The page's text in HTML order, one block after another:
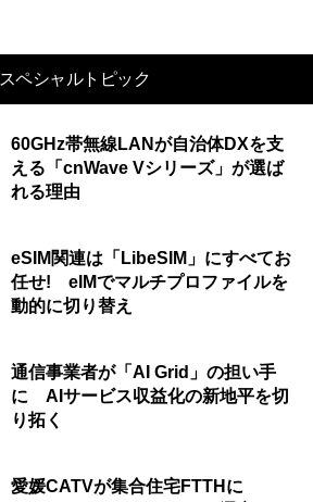
スペシャルトピック
60GHz帯無線LANが自治体DXを支
える「cnWave Vシリーズ」が選ば
れる理由
eSIM関連は「LibeSIM」にすべてお
任せ! eIMでマルチプロファイルを
動的に切り替え
通信事業者が「AI Grid」の担い手
に AIサービス収益化の新地平を切
り拓く
愛媛CATVが集合住宅FTTHに